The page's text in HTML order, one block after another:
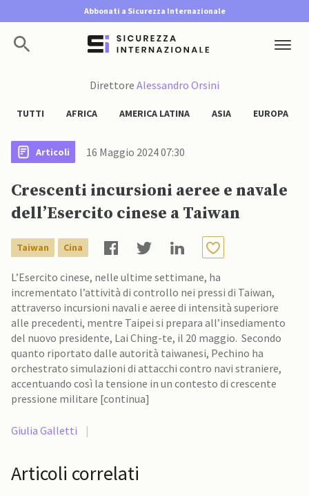
Abbonati a Sicurezza Internazionale
Direttore Alessandro Orsini
TUTTI AFRICA AMERICA LATINA ASIA EUROPA
Articoli 16 Maggio 2024 07:30
Crescenti incursioni aeree e navale
dell’Esercito cinese a Taiwan
Taiwan Cina
L’Esercito cinese, nelle ultime settimane, ha
incrementato l’attività di controllo nei pressi di Taiwan,
attraverso incursioni navali e aeree di intensità superiore
alle precedenti, mentre Taipei si prepara all’insediamento
del nuovo presidente, Lai Ching-te, il 20 maggio. Secondo
quanto riportato dalle autorità taiwanesi, Pechino ha
orchestrato simulazioni di attacchi contro navi straniere,
accentuando così la tensione in un contesto di crescente
pressione militare [continua]
Giulia Galletti |
Articoli correlati